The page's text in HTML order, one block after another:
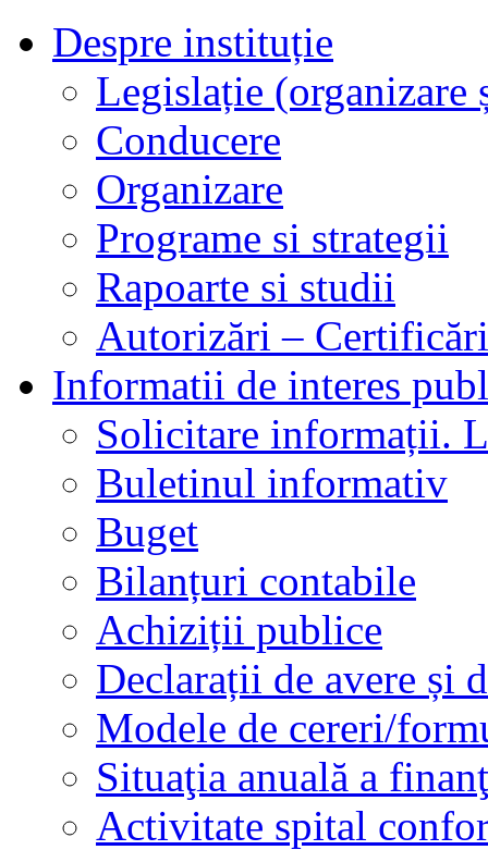
Despre instituție
Legislație
Conducere
Organizare
Programe si strategii
Rapoarte si studii
Autorizări –
Informatii de interes
Solicitare informații.
Buletinul informativ
Buget
Bilanțuri contabile
Achiziții publice
Declarații de avere și
Modele de cereri/
Situaţia anuală a
Activitate spital